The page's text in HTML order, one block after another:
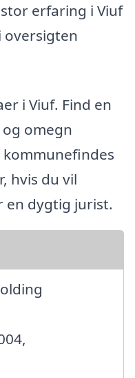
erfaring i Viuf
oversigten
i Viuf. Find en
omegn
hvis du vil
en dygtig jurist.